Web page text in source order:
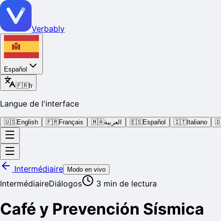
Verbably
Español
🇫🇷fr
Langue de l'interface
🇺🇸English 🇫🇷Français 🇲🇦العربية 🇪🇸Español 🇮🇹Italiano
Intermédiaire Modo en vivo
IntermédiaireDiálogos 3 min de lectura
Café y Prevención Sísmica